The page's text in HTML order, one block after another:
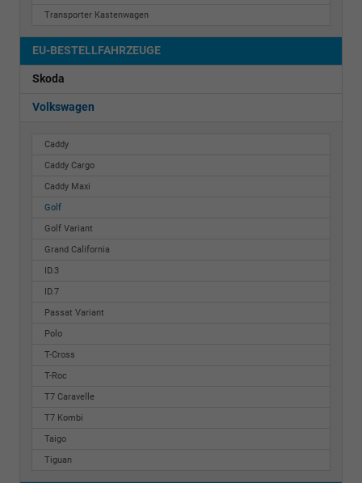
Transporter Kastenwagen
EU-BESTELLFAHRZEUGE
Skoda
Volkswagen
Caddy
Caddy Cargo
Caddy Maxi
Golf
Golf Variant
Grand California
ID.3
ID.7
Passat Variant
Polo
T-Cross
T-Roc
T7 Caravelle
T7 Kombi
Taigo
Tiguan